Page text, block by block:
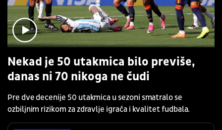
Nekad je 50 utakmica bilo previše,
danas ni 70 nikoga ne čudi
Pre dve decenije 50 utakmica u sezoni smatralo se
ozbiljnim rizikom za zdravlje igrača i kvalitet fudbala.